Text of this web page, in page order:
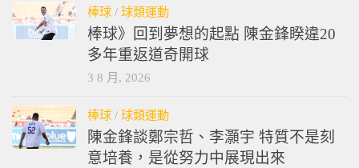
棒球/球類運動
棒球》回到夢想的起點 陳金鋒睽違20
多年重返道奇開球
棒球/球類運動
陳金鋒談鄭宗哲、李灝宇 特質不是刻